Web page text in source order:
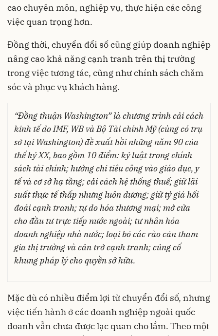
cao chuyên môn, nghiệp vụ, thực hiện các công
việc quan trọng hơn.
Đồng thời, chuyển đổi số cũng giúp doanh nghiệp
nâng cao khả năng cạnh tranh trên thị trường
trong việc tương tác, cũng như chính sách chăm
sóc và phục vụ khách hàng.
“Đồng thuận Washington” là chương trình cải cách
kinh tế do IMF, WB và Bộ Tài chính Mỹ (cùng có trụ
sở tại Washington) đề xuất hồi những năm 90 của
thế kỷ XX, bao gồm 10 điểm: kỷ luật trong chính
sách tài chính; hướng chi tiêu công vào giáo dục, y
tế và cơ sở hạ tầng; cải cách hệ thống thuế; giữ lãi
suất thực tế thấp nhưng luôn dương; giữ tỷ giá hối
đoái cạnh tranh; tự do hóa thương mại; mở cửa
cho đầu tư trực tiếp nước ngoài; tư nhân hóa
doanh nghiệp nhà nước; loại bỏ các rào cản tham
gia thị trường và cản trở cạnh tranh; củng cố
khung pháp lý cho quyền sở hữu.
Mặc dù có nhiều điểm lợi từ chuyển đổi số, nhưng
việc tiến hành ở các doanh nghiệp ngoài quốc
doanh vẫn chưa được lạc quan cho lắm. Theo một